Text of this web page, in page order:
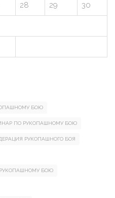
28 29 30
БОЮ
ПО РУКОПАШНОМУ БОЮ
РУКОПАШНОГО БОЯ
БОЮ